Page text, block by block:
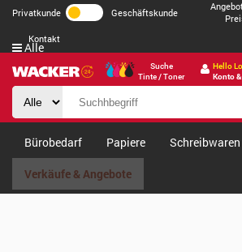
Privatkunde Geschäftskunde
Kontakt
Suche
Tinte / Toner
Hello
Konto
Alle
Bürobedarf Papiere Schreibwaren
Verkäufe & Angebote